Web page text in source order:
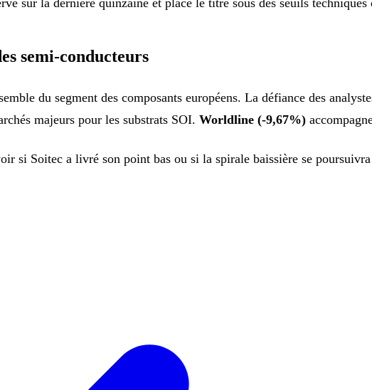
semi-conducteurs
du segment des composants européens. La défiance des
majeurs pour les substrats SOI. Worldline (-9,67%)
si Soitec a livré son point bas ou si la spirale baissière se